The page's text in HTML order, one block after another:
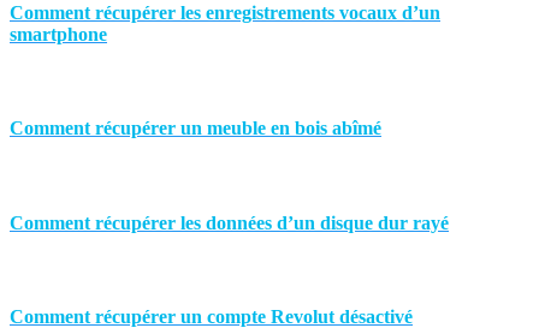
Comment récupérer les enregistrements vocaux d’un
smartphone
Comment récupérer un meuble en bois abîmé
Comment récupérer les données d’un disque dur rayé
Comment récupérer un compte Revolut désactivé